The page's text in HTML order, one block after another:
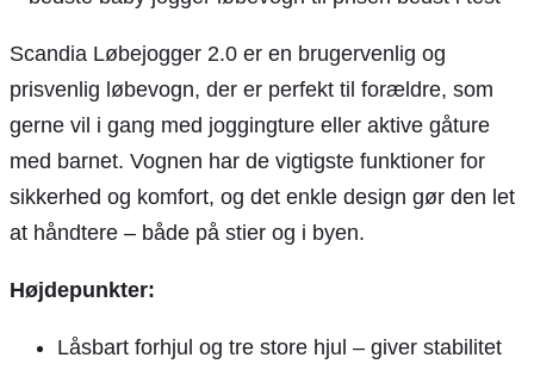
Scandia Løbejogger 2.0 er en brugervenlig og
prisvenlig løbevogn, der er perfekt til forældre, som
gerne vil i gang med joggingture eller aktive gåture
med barnet. Vognen har de vigtigste funktioner for
sikkerhed og komfort, og det enkle design gør den let
at håndtere – både på stier og i byen.
Højdepunkter:
Låsbart forhjul og tre store hjul – giver stabilitet